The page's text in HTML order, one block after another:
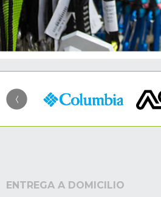
ENTREGA A DOMICILIO